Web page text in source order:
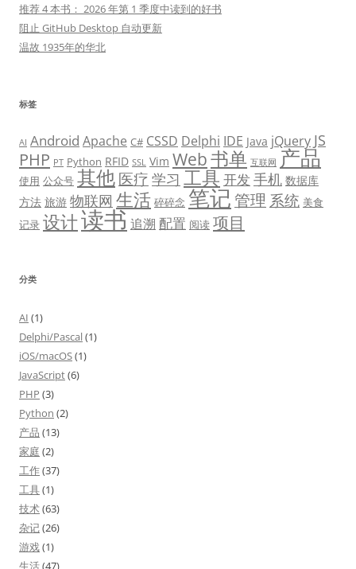
推荐 4 本书： 2026 年第 1 季度中读到的好书
阻止 GitHub Desktop 自动更新
温故 1935年的华北
标签
AI Android Apache C# CSSD Delphi IDE Java jQuery JS
PHP PT Python RFID SSL Vim Web书单 互联网 产品
使用 公众号 其他医疗 学习 工具 开发手机 数据库
方法 旅游 物联网 生活 碎碎念 笔记管理 系统 美食
记录 设计读书追溯 配置 阅读 项目
分类
AI (1)
Delphi/Pascal(1)
iOS/macOS(1)
JavaScript(6)
PHP (3)
Python (2)
产品 (13)
家庭 (2)
工作(37)
工具(1)
技术(63)
杂记(26)
游戏(1)
生活(47)